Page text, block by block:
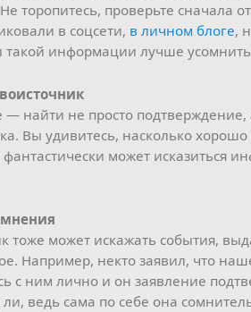
торопитесь, проверьте сначала
в соцсети, в личном блоге,
такой информации лучше
найти не просто подтверждение,
Вы удивитесь, насколько
может исказиться
тоже может искажать события,
Например, некто заявил, что
с ним лично и он заявление
ли, ведь сама по себе она